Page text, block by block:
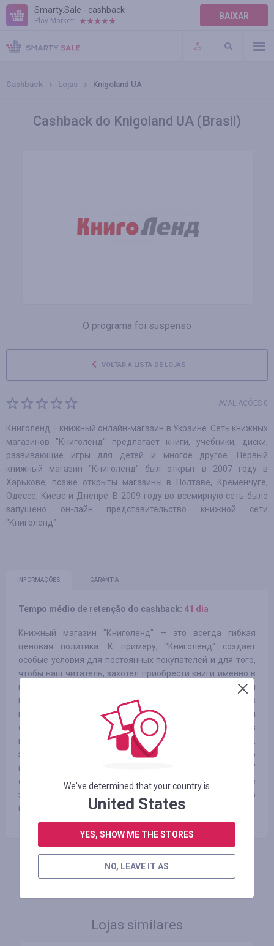
Smarty.Sale - cashback
Play Market: BAIXAR
AJUDA
TERMOS DE USO
Cashback Lojas Knigoland UA
Cashback do Knigoland UA (Brasil)
O programa foi suspenso
VOLTAR À LISTA DE LOJAS
AVALIAÇÕES 0
Книголенд – книжный онлайн-магазин в Украине. Сеть книжных
магазинов "Книголенд" предлагает книги, учебники, диски,
развивающие игры для детей и многое другое. Первый
книжный магазин "Книголенд" был открыт в 2007 году в
Харькове, позже открыты магазины в Полтаве, Кременчуге,
Одессе, Киеве и Днепре. В 2009 году во всемирную сеть было
запущено он-лайн представительство книжной сети
"Книголенд"
INFORMAÇÕES GARANTIA
Tempo médio de retenção do cashback: 41 dia
Книжный магазин "Книголенд" – это всегда гибкая
ценовая политика. К примеру, "Книголенд" создает
особые условия для постоянных покупателей и для того,
чтобы наш читатель, захотел приобрести книги именно в
нашем книжном магазине. Специально для покупателей
магазина разработана программа лояльности, участвуя в
которой можно покупать с постоянно увеличивающейся
скидкой. Уже сегодня Вы можете совершить покупку в
нашем книжном магазине и не платить за ее доставку,
загрузить флаер и купить книгу со скидкой и это только
начало... Ассортимент книжных магазинов "Книголенд"
формируется опытными товароведами, которые
заказывают популярные и редкие книги, умело
подбирают книги в рубрике новинки и распродажи
FAÇA LOGIN PARA DEIXAR UM COMENTÁRIO
Lojas similares
We've determined that your country is
United States
YES, SHOW ME THE STORES
NO, LEAVE IT AS